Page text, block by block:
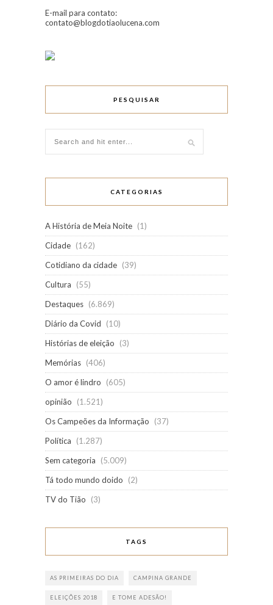
E-mail para contato:
contato@blogdotiaolucena.com
PESQUISAR
CATEGORIAS
A História de Meia Noite (1)
Cidade (162)
Cotidiano da cidade (39)
Cultura
(55)
Destaques (6.869)
Diário da Covid
(10)
Histórias de eleição
(3)
Memórias (406)
O amor é lindro
(605)
opinião
(1.521)
Os Campeões da Informação
(37)
Política
(1.287)
Sem categoria
(5.009)
Tá todo mundo doido
(2)
TV do Tião
(3)
TAGS
AS PRIMEIRAS DO DIA CAMPINA GRANDE
ELEIÇÕES 2018 E TOME ADESÃO!